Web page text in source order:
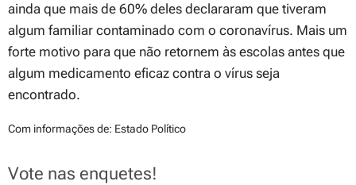
ainda que mais de 60% deles declararam que tiveram
algum familiar contaminado com o coronavírus. Mais um
forte motivo para que não retornem às escolas antes que
algum medicamento eficaz contra o vírus seja
encontrado.
Com informações de: Estado Político
Vote nas enquetes!